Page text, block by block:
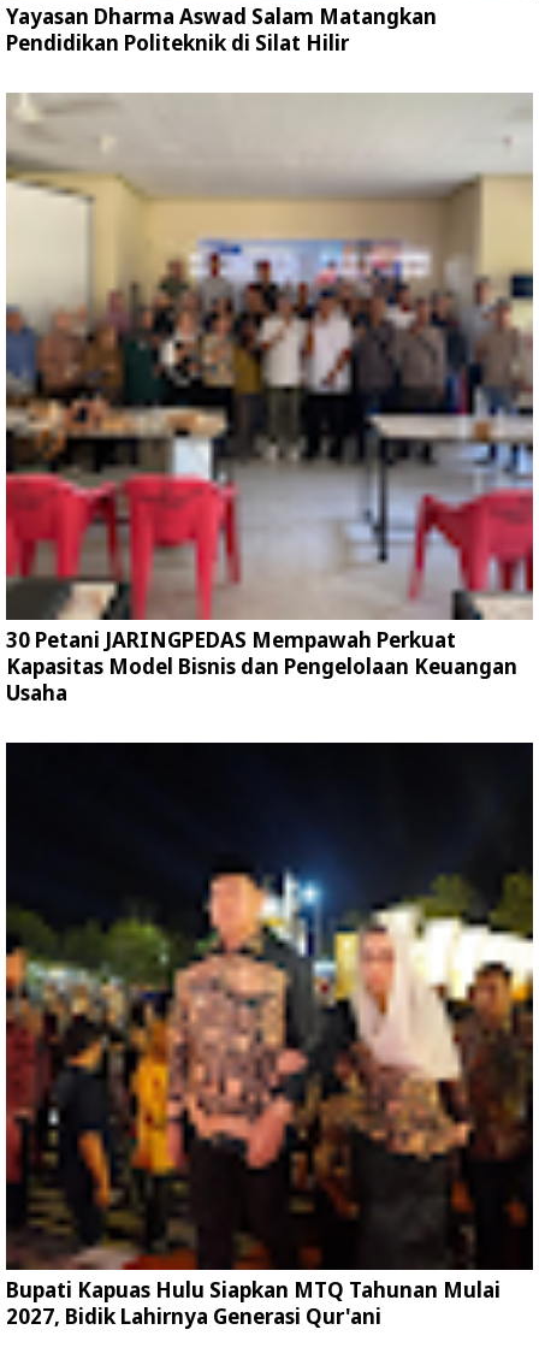
Yayasan Dharma Aswad Salam Matangkan
Pendidikan Politeknik di Silat Hilir
30 Petani JARINGPEDAS Mempawah Perkuat
Kapasitas Model Bisnis dan Pengelolaan Keuangan
Usaha
Bupati Kapuas Hulu Siapkan MTQ Tahunan Mulai
2027, Bidik Lahirnya Generasi Qur'ani